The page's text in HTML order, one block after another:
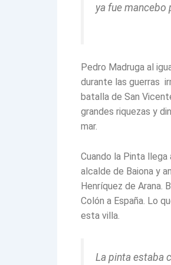
ya fue mancebo
Pedro Madruga al
durante las guerras
batalla de San
grandes riquezas y
mar.
Cuando la Pinta
alcalde de Baiona y
Henríquez de Arana.
Colón a España. Lo
esta villa.
La pinta estaba